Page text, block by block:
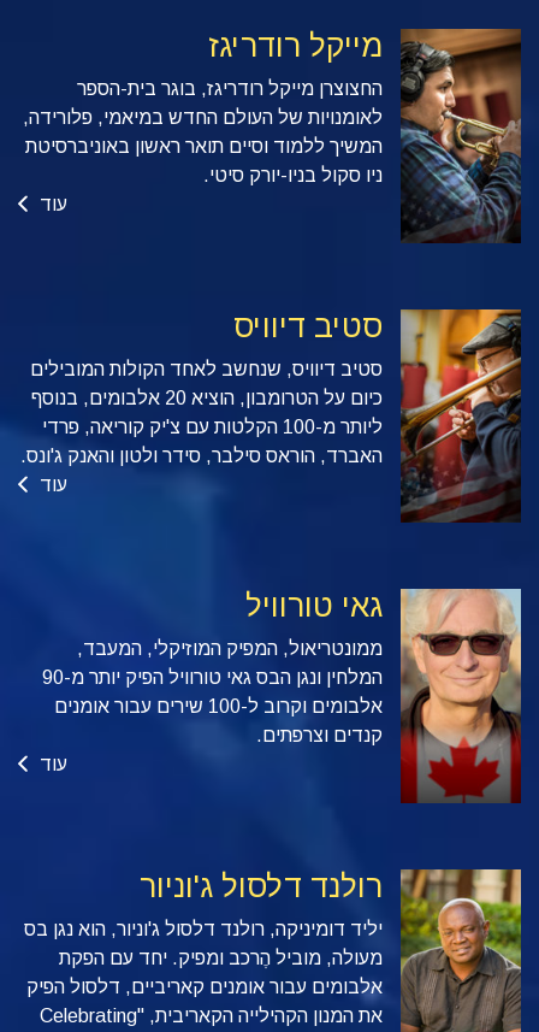
מייקל רודריגז
החצוצרן מייקל רודריגז, בוגר בית-הספר
לאומנויות של העולם החדש במיאמי, פלורידה,
המשיך ללמוד וסיים תואר ראשון באוניברסיטת
ניו סקול בניו-יורק סיטי.
עוד
סטיב דיוויס
סטיב דיוויס, שנחשב לאחד הקולות המובילים
כיום על הטרומבון, הוציא 20 אלבומים, בנוסף
ליותר מ-100 הקלטות עם צ'יק קוריאה, פרדי
האברד, הוראס סילבר, סידר ולטון והאנק ג'ונס.
עוד
גאי טורוויל
ממונטריאול, המפיק המוזיקלי, המעבד,
המלחין ונגן הבס גאי טורוויל הפיק יותר מ-90
אלבומים וקרוב ל-100 שירים עבור אומנים
קנדים וצרפתים.
עוד
רולנד דלסול ג'וניור
יליד דומיניקה, רולנד דלסול ג'וניור, הוא נגן בס
מעולה, מוביל הֶרכב ומפיק. יחד עם הפקת
אלבומים עבור אומנים קאריביים, דלסול הפיק
את המנון הקהילייה הקאריבית, "Celebrating